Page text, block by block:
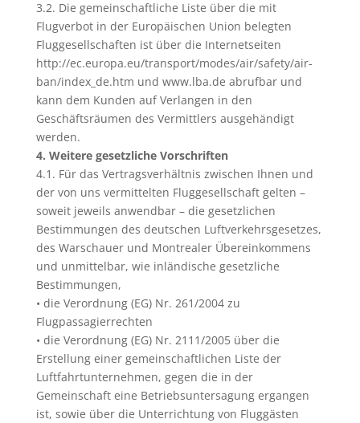
3.2. Die gemeinschaftliche Liste über die mit
Flugverbot in der Europäischen Union belegten
Fluggesellschaften ist über die Internetseiten
http://ec.europa.eu/transport/modes/air/safety/air-
ban/index_de.htm und www.lba.de abrufbar und
kann dem Kunden auf Verlangen in den
Geschäftsräumen des Vermittlers ausgehändigt
werden.
4. Weitere gesetzliche Vorschriften
4.1. Für das Vertragsverhältnis zwischen Ihnen und
der von uns vermittelten Fluggesellschaft gelten –
soweit jeweils anwendbar – die gesetzlichen
Bestimmungen des deutschen Luftverkehrsgesetzes,
des Warschauer und Montrealer Übereinkommens
und unmittelbar, wie inländische gesetzliche
Bestimmungen,
• die Verordnung (EG) Nr. 261/2004 zu
Flugpassagierrechten
• die Verordnung (EG) Nr. 2111/2005 über die
Erstellung einer gemeinschaftlichen Liste der
Luftfahrtunternehmen, gegen die in der
Gemeinschaft eine Betriebsuntersagung ergangen
ist, sowie über die Unterrichtung von Fluggästen